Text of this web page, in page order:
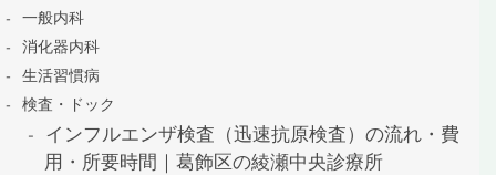
一般内科
消化器内科
生活習慣病
検査・ドック
インフルエンザ検査（迅速抗原検査）の流れ・費
用・所要時間｜葛飾区の綾瀬中央診療所